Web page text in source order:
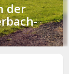
der